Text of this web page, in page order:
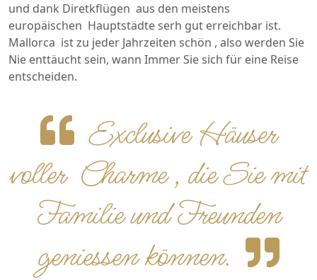
und dank Diretkflügen aus den meistens
europäischen Hauptstädte serh gut erreichbar ist.
Mallorca ist zu jeder Jahrzeiten schön , also werden Sie
Nie enttäucht sein, wann Immer Sie sich für eine Reise
entscheiden.
Exclusive Häuser
voller Charme , die Sie mit
Familie und Freunden
geniessen können.